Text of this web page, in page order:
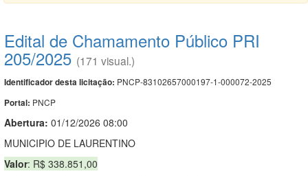
Edital de Chamamento Público PRI
205/2025 (171 visual.)
Identificador desta licitação: PNCP-83102657000197-1-000072-2025
Portal: PNCP
Abertura: 01/12/2026 08:00
MUNICIPIO DE LAURENTINO
Valor: R$ 338.851,00